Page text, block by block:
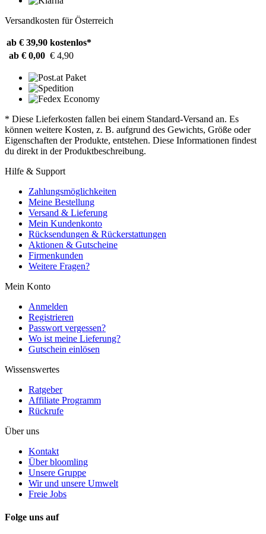
Versandkosten für Österreich
ab € 39,90 kostenlos*
ab € 0,00 € 4,90
* Diese Lieferkosten fallen bei einem Standard-Versand an. Es
können weitere Kosten, z. B. aufgrund des Gewichts, Größe oder
Eigenschaften der Produkte, entstehen. Diese Informationen findest
du direkt in der Produktbeschreibung.
Hilfe & Support
Zahlungsmöglichkeiten
Meine Bestellung
Versand & Lieferung
Mein Kundenkonto
Rücksendungen & Rückerstattungen
Aktionen & Gutscheine
Firmenkunden
Weitere Fragen?
Mein Konto
Anmelden
Registrieren
Passwort vergessen?
Wo ist meine Lieferung?
Gutschein einlösen
Wissenswertes
Ratgeber
Affiliate Programm
Rückrufe
Über uns
Kontakt
Über bloomling
Unsere Gruppe
Wir und unsere Umwelt
Freie Jobs
Folge uns auf